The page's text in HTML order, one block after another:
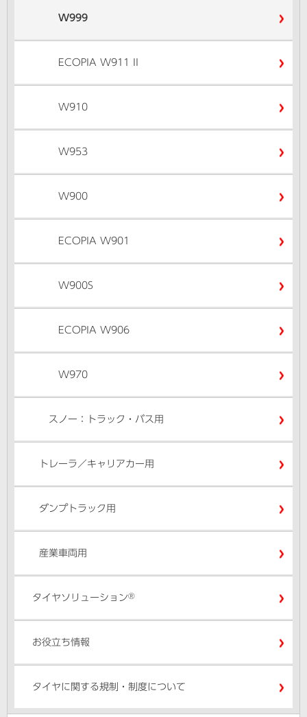
W999
ECOPIA W911 II
W910
W953
W900
ECOPIA W901
W900S
ECOPIA W906
W970
スノー：トラック・バス用
トレーラ／キャリアカー用
ダンプトラック用
産業車両用
タイヤソリューション®
お役立ち情報
タイヤに関する規制・制度について